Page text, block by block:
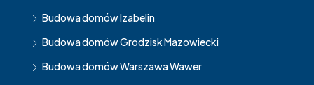
Budowa domów Izabelin
Budowa domów Grodzisk Mazowiecki
Budowa domów Warszawa Wawer